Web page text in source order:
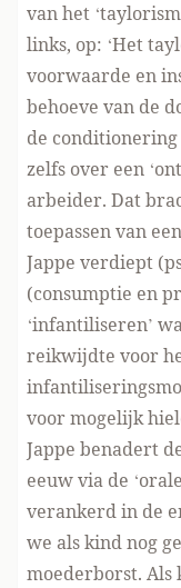
van het
links, op: ‘Het
voorwaarde en
behoeve van de
de
zelfs over een
arbeider. Dat
toepassen van een
Jappe verdiept
(consumptie en
‘infantiliseren’
reikwijdte voor
voor mogelijk
Jappe benadert
eeuw via de
verankerd in de
we als kind nog
moederborst.